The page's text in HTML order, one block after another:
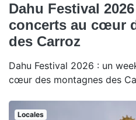
Dahu Festival
concerts au cœur
des Carroz
Dahu Festival 2026 : un
cœur des montagnes des
Locales